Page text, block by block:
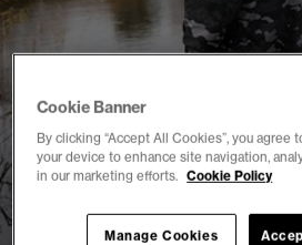
2 3 4 6
Cookie Banner
By clicking “Accept All Cookies”, you
your device to enhance site navigation,
in our marketing efforts. Cookie Policy
Manage Cookies